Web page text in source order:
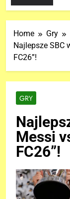
Home
Gry
Najlepsze SBC
FC26”!
GRY
Messi
FC26”!